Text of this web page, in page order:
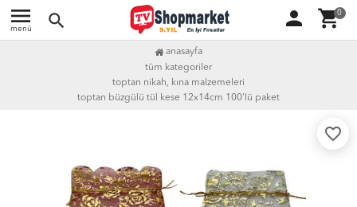
menu
menü search person shopping_cart0
anasayfa
tüm kategoriler
toptan nikah, kına malzemeleri
toptan büzgülü tül kese 12x14cm 100'lü paket
favorite_border